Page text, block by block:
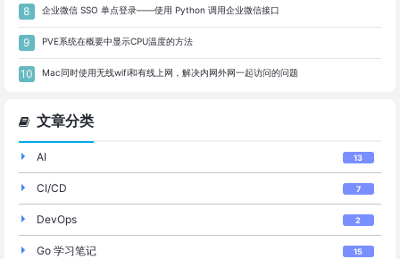
企业微信 SSO 单点登录——使用 Python 调用企业微信接口
PVE系统在概要中显示CPU温度的方法
Mac同时使用无线wifi和有线上网，解决内网外网一起访问的问题
文章分类
AI 13
CI/CD 7
DevOps 2
Go 学习笔记 15